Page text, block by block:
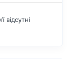
відсутні